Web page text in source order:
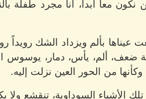
معاً ابداً، انا مجرد طفلة
بألم ويزداد الشك رويداً
ألم، يأس، دمار، يوسوس
من الحور العين نزلت إليه.
الأشياء السوداوية، تنقشع ولا